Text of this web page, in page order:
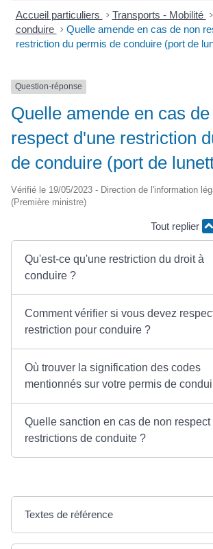
Accueil particuliers > Transports - Mobilité >
conduire > Quelle amende en cas de non
restriction du permis de conduire (port de
Question-réponse
Quelle amende en cas
respect d'une restriction
de conduire (port de
Vérifié le 19/05/2023 - Direction de l'information
(Première ministre)
Tout replier
Qu'est-ce qu'une restriction du droit à
conduire ?
Comment vérifier si vous devez
restriction pour conduire ?
Où trouver la signification des codes
mentionnés sur votre permis de
Quelle sanction en cas de non respect
restrictions de conduite ?
Textes de référence